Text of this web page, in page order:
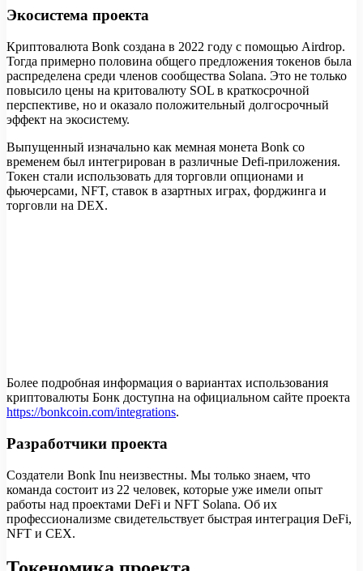
Экосистема проекта
Криптовалюта Bonk создана в 2022 году с помощью Airdrop.
Тогда примерно половина общего предложения токенов была
распределена среди членов сообщества Solana. Это не только
повысило цены на критовалюту SOL в краткосрочной
перспективе, но и оказало положительный долгосрочный
эффект на экосистему.
Выпущенный изначально как мемная монета Bonk со
временем был интегрирован в различные Defi-приложения.
Токен стали использовать для торговли опционами и
фьючерсами, NFT, ставок в азартных играх, форджинга и
торговли на DEX.
Более подробная информация о вариантах использования
криптовалюты Бонк доступна на официальном сайте проекта
https://bonkcoin.com/integrations.
Разработчики проекта
Создатели Bonk Inu неизвестны. Мы только знаем, что
команда состоит из 22 человек, которые уже имели опыт
работы над проектами DeFi и NFT Solana. Об их
профессионализме свидетельствует быстрая интеграция DeFi,
NFT и CEX.